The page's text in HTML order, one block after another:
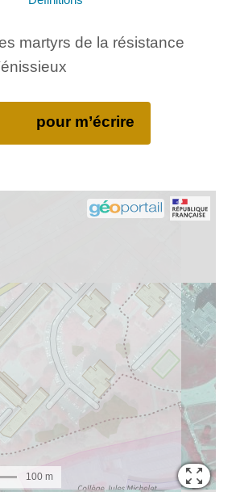
martyrs de la résistance
pour m’écrire